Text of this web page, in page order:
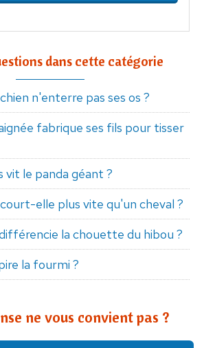
dans cette catégorie
n'enterre pas ses os ?
fabrique ses fils pour tisser
vit le panda géant ?
elle plus vite qu'un cheval ?
la chouette du hibou ?
la fourmi ?
ne vous convient pas ?